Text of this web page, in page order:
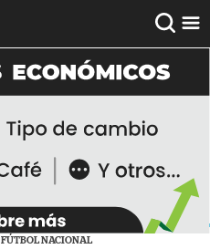
FÚTBOL NACIONAL